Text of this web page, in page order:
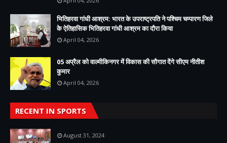
भितिहरवा गांधी आश्रम: भारत के उपराष्ट्रपति ने पश्चिम चम्पारण जिले
के ऐतिहासिक भितिहरवा गांधी आश्रम का दौरा किया
April 04, 2026
05 अप्रैल को वाल्मीकिनगर में विकास की सौगात देंगे सीएम नीतीश
कुमार
April 04, 2026
RECENT IN SPORTS
August 31, 2024